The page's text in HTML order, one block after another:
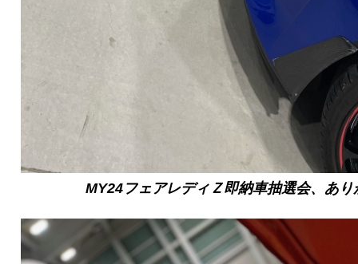
MY24フェアレディＺ即納車抽選会、あ